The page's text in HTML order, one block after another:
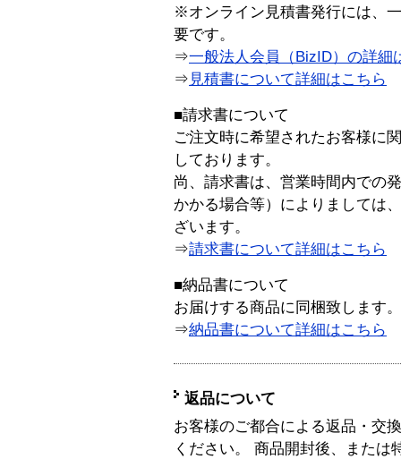
※オンライン見積書発行には、
要です。
⇒一般法人会員（BizID）の詳細
⇒ 見積書について詳細はこちら
■請求書について
ご注文時に希望されたお客様に
しております。
尚、請求書は、営業時間内での
かかる場合等）によりましては
ざいます。
⇒請求書について詳細はこちら
■納品書について
お届けする商品に同梱致します。
⇒納品書について詳細はこちら
返品について
お客様のご都合による返品・交
ください。 商品開封後、または